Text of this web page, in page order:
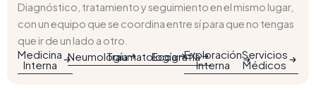
Diagnóstico, tratamiento y seguimiento en el mismo lugar,
con un equipo que se coordina entre sí para que no tengas
que ir de un lado a otro.
Medicina
Interna
NeumologíaTraumatología
EcografíaExploración
Interna
Servicios
Médicos